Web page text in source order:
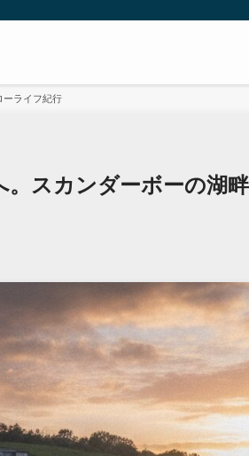
ーライフ紀行
スカンダーボーの湖